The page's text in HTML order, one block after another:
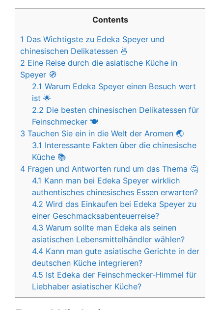
Contents
1 Das Wichtigste zu Edeka Speyer und
chinesischen Delikatessen 🍜
2 Eine Reise durch die asiatische Küche in
Speyer 🧭
2.1 Warum Edeka Speyer einen Besuch wert
ist 🌟
2.2 Die besten chinesischen Delikatessen für
Feinschmecker 🍽️
3 Tauchen Sie ein in die Welt der Aromen 🌏
3.1 Interessante Fakten über die chinesische
Küche 📚
4 Fragen und Antworten rund um das Thema 🤔
4.1 Kann man bei Edeka Speyer wirklich
authentisches chinesisches Essen erwarten?
4.2 Wird das Einkaufen bei Edeka Speyer zu
einer Geschmacksabenteuerreise?
4.3 Warum sollte man Edeka als seinen
asiatischen Lebensmittelhändler wählen?
4.4 Kann man gute asiatische Gerichte in der
deutschen Küche integrieren?
4.5 Ist Edeka der Feinschmecker-Himmel für
Liebhaber asiatischer Küche?